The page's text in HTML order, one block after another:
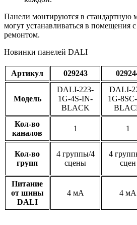
Панели монтируются в стандартную
могут устанавливаться в помещения
ремонтом.
Новинки панелей DALI
Артикул 029243
Модель
DALI-223-
1G-4S-IN-
BLACK
DALI-
1G-
Кол-во
каналов
1 1
Кол-во
групп
4 группы/4
сцены
4
сцен
Питание
от шины
DALI
4 мА 4 мА